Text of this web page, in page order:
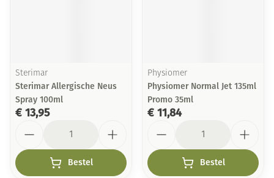
Sterimar
Sterimar Allergische Neus
Spray 100ml
€ 13,95
Bestel
Physiomer
Physiomer Normal Jet 135ml
Promo 35ml
€ 11,84
Bestel